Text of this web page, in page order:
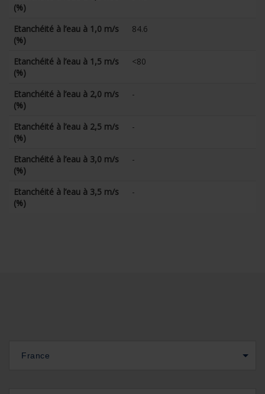
(%)
Etanchéité à l’eau à 1,0 m/s
(%)
84.6
Etanchéité à l’eau à 1,5 m/s
(%)
<80
Etanchéité à l’eau à 2,0 m/s
(%)
-
Etanchéité à l’eau à 2,5 m/s
(%)
-
Etanchéité à l’eau à 3,0 m/s
(%)
-
Etanchéité à l’eau à 3,5 m/s
(%)
-
France